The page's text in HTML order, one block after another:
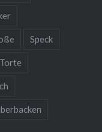
Speck
Torte